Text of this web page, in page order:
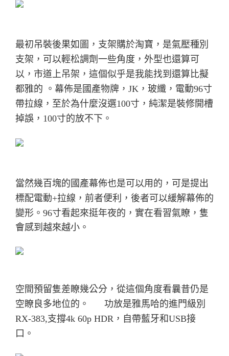
最初吊裝後果如圖，支架購於淘寶，是氣壓種別
支架，可以輕松調劑一些角度，外型也還算可
以，市道上吊架，這個似乎是我能找到還算比擬
都雅的 。 幕佈是國產物牌，JK，玻纖，電動96寸
帶拉線，至於為什麼沒選100寸，純潔是裝修開槽
掉誤，100寸的放不下。
當然幾百塊的國產幕佈也是可以用的，可是提出
標配電動+拉線，前者便利，後者可以緩解幕佈的
變形。 96寸看起來挺年夜的，實在看習氣瞭，隻
會感到越來越小。
空間預留隻差瞭幾公分，從這個角度看曩昔仍是
空瞭良多地位的。
功放是雅馬哈的進門級別
RX-383,支撐4k 60p HDR，自帶藍牙和USB接
口。